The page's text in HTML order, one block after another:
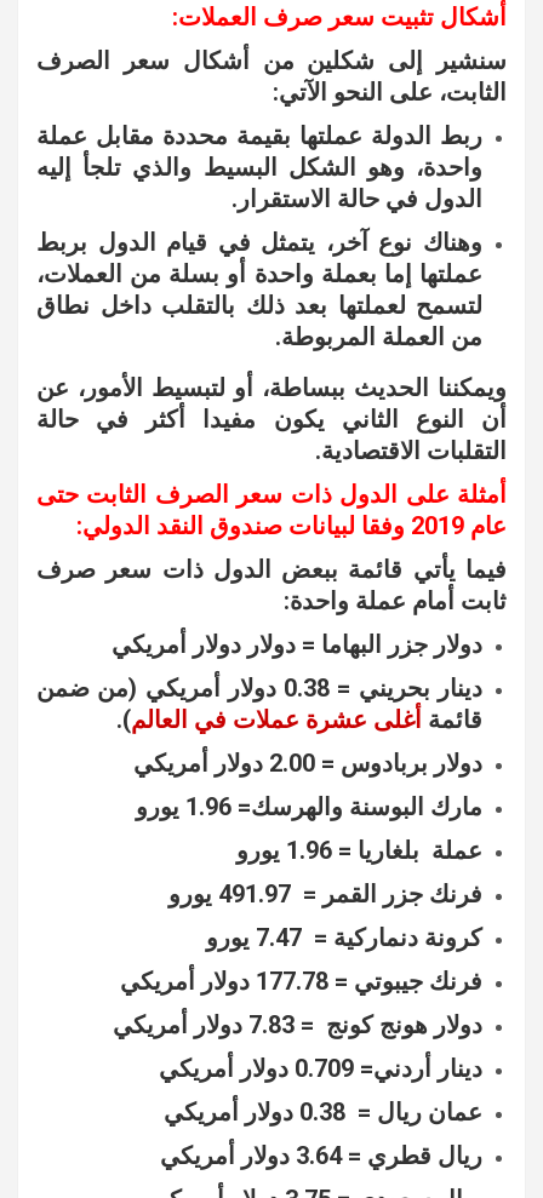
أشكال تثبيت سعر صرف العملات:
سنشير إلى شكلين من أشكال سعر الصرف
الثابت، على النحو الآتي:
ربط الدولة عملتها بقيمة محددة مقابل عملة
واحدة، وهو الشكل البسيط والذي تلجأ إليه
الدول في حالة الاستقرار.
وهناك نوع آخر، يتمثل في قيام الدول بربط
عملتها إما بعملة واحدة أو بسلة من العملات،
لتسمح لعملتها بعد ذلك بالتقلب داخل نطاق
من العملة المربوطة.
ويمكننا الحديث ببساطة، أو لتبسيط الأمور، عن
أن النوع الثاني يكون مفيدا أكثر في حالة
التقلبات الاقتصادية.
أمثلة على الدول ذات سعر الصرف الثابت حتى
عام 2019 وفقا لبيانات صندوق النقد الدولي:
فيما يأتي قائمة ببعض الدول ذات سعر صرف
ثابت أمام عملة واحدة:
دولار جزر البهاما = دولار دولار أمريكي
دينار بحريني = 0.38 دولار أمريكي (من ضمن
قائمة أغلى عشرة عملات في العالم).
دولار بربادوس = 2.00 دولار أمريكي
مارك البوسنة والهرسك= 1.96 يورو
عملة بلغاريا = 1.96 يورو
فرنك جزر القمر = 491.97 يورو
كرونة دنماركية = 7.47 يورو
فرنك جيبوتي = 177.78 دولار أمريكي
دولار هونج كونج = 7.83 دولار أمريكي
دينار أردني= 0.709 دولار أمريكي
عمان ريال = 0.38 دولار أمريكي
ريال قطري = 3.64 دولار أمريكي